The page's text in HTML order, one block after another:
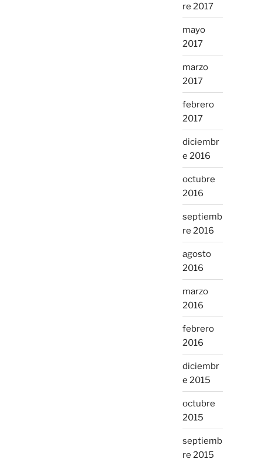
re 2017
mayo
2017
marzo
2017
febrero
2017
diciembr
e 2016
octubre
2016
septiemb
re 2016
agosto
2016
marzo
2016
febrero
2016
diciembr
e 2015
octubre
2015
septiemb
re 2015